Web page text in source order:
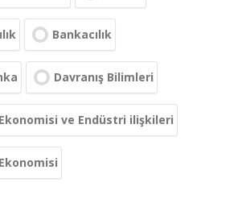
Bankacılık
Davranış Bilimleri
Ekonomisi ve Endüstri ilişkileri